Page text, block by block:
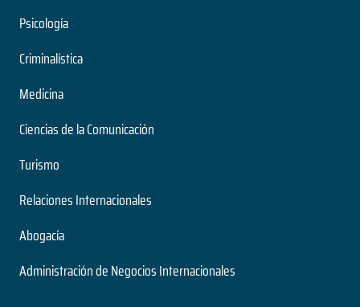
Psicología
Criminalística
Medicina
Ciencias de la Comunicación
Turismo
Relaciones Internacionales
Abogacía
Administración de Negocios Internacionales